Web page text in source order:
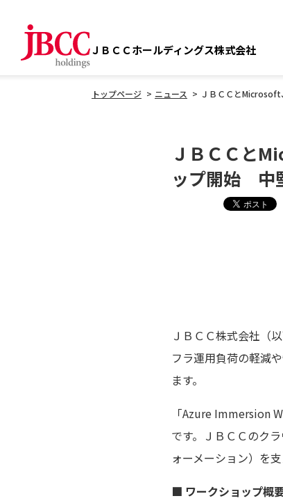
ＪＢＣＣホールディングス株式会社
トップページ ニュース ＪＢＣＣとMicrosoft
ＪＢＣＣと
ップ開始 中
ＪＢＣＣ株式会社（
フラ運用負荷の軽減
ます。
「Azure Immersion
です。ＪＢＣＣのク
ォーメーション）を
■ ワークショップ概